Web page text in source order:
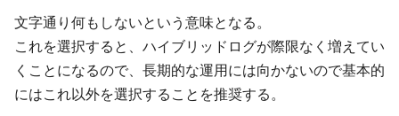
文字通り何もしないという意味となる。
これを選択すると、ハイブリッドログが際限なく増えてい
くことになるので、長期的な運用には向かないので基本的
にはこれ以外を選択することを推奨する。